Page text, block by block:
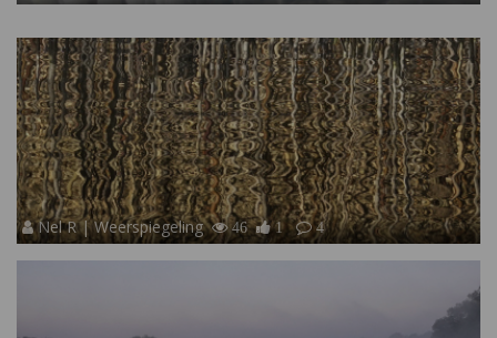
Nel R | Weerspiegeling 46 1 4